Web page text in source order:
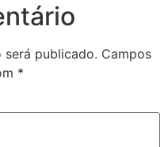
será publicado. Campos
*